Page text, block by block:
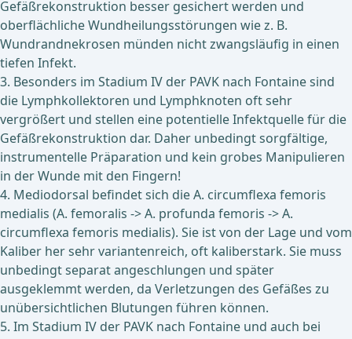
Gefäßrekonstruktion besser gesichert werden und
oberflächliche Wundheilungsstörungen wie z. B.
Wundrandnekrosen münden nicht zwangsläufig in einen
tiefen Infekt.
3. Besonders im Stadium IV der PAVK nach Fontaine sind
die Lymphkollektoren und Lymphknoten oft sehr
vergrößert und stellen eine potentielle Infektquelle für die
Gefäßrekonstruktion dar. Daher unbedingt sorgfältige,
instrumentelle Präparation und kein grobes Manipulieren
in der Wunde mit den Fingern!
4. Mediodorsal befindet sich die A. circumflexa femoris
medialis (A. femoralis -> A. profunda femoris -> A.
circumflexa femoris medialis). Sie ist von der Lage und vom
Kaliber her sehr variantenreich, oft kaliberstark. Sie muss
unbedingt separat angeschlungen und später
ausgeklemmt werden, da Verletzungen des Gefäßes zu
unübersichtlichen Blutungen führen können.
5. Im Stadium IV der PAVK nach Fontaine und auch bei